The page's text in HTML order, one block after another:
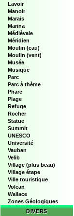
Lavoir
Manoir
Marais
Marina
Médiévale
Méridien
Moulin (eau)
Moulin (vent)
Musée
Musique
Parc
Parc à thème
Phare
Plage
Refuge
Rocher
Statue
Summit
UNESCO
Université
Vauban
Velib
Village (plus beau)
Village étape
Ville touristique
Volcan
Wallace
Zones Géologiques
DIVERS